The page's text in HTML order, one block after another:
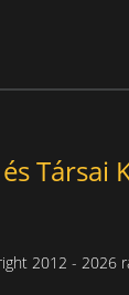
Társai
2012 - 2026